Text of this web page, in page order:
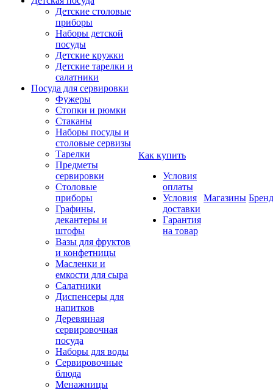
Детские столовые
приборы
Наборы детской
посуды
Детские кружки
Детские тарелки и
салатники
Посуда для сервировки
Фужеры
Стопки и рюмки
Стаканы
Наборы посуды и
столовые сервизы
Тарелки
Предметы
сервировки
Столовые
приборы
Графины,
декантеры и
штофы
Вазы для фруктов
и конфетницы
Масленки и
емкости для сыра
Салатники
Диспенсеры для
напитков
Деревянная
сервировочная
посуда
Наборы для воды
Сервировочные
блюда
Менажницы
Как купить
Условия
оплаты
Условия
доставки
Гарантия
на товар
Магазины